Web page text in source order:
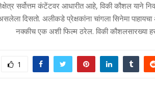
सर्वोत्तम कंटेंटवर आधारीत आहे, विकी कौशल याने
दिसतो. अलीकडे प्रेक्षकांना चांगला सिनेमा
नक्कीच एक अशी फिल्म ठरेल. विकी कौशलसारख्या
1